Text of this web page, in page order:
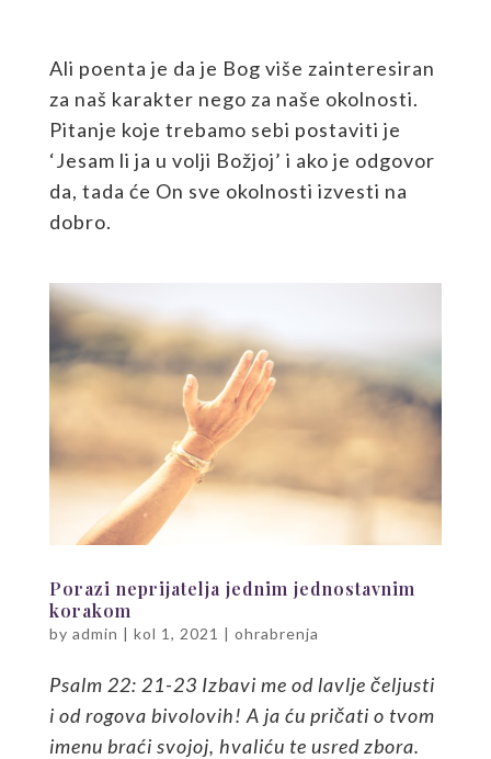
Ali poenta je da je Bog više zainteresiran
za naš karakter nego za naše okolnosti.
Pitanje koje trebamo sebi postaviti je
‘Jesam li ja u volji Božjoj’ i ako je odgovor
da, tada će On sve okolnosti izvesti na
dobro.
Porazi neprijatelja jednim jednostavnim
korakom
by admin | kol 1, 2021 | ohrabrenja
Psalm 22: 21-23 Izbavi me od lavlje čeljusti
i od rogova bivolovih! A ja ću pričati o tvom
imenu braći svojoj, hvaliću te usred zbora.